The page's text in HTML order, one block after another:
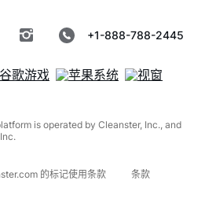
+1-888-788-2445
is operated by Cleanster, Inc., and
的标记使用条款 条款